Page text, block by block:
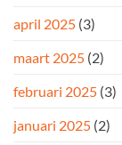
april 2025 (3)
maart 2025 (2)
februari 2025 (3)
januari 2025 (2)